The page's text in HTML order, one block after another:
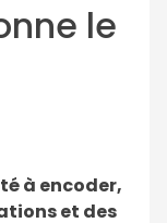
le
à encoder,
et des